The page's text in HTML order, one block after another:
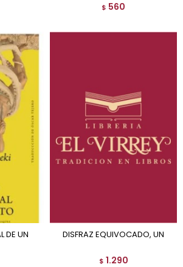
$ 560
DISFRAZ EQUIVOCADO, UN
$ 1.290